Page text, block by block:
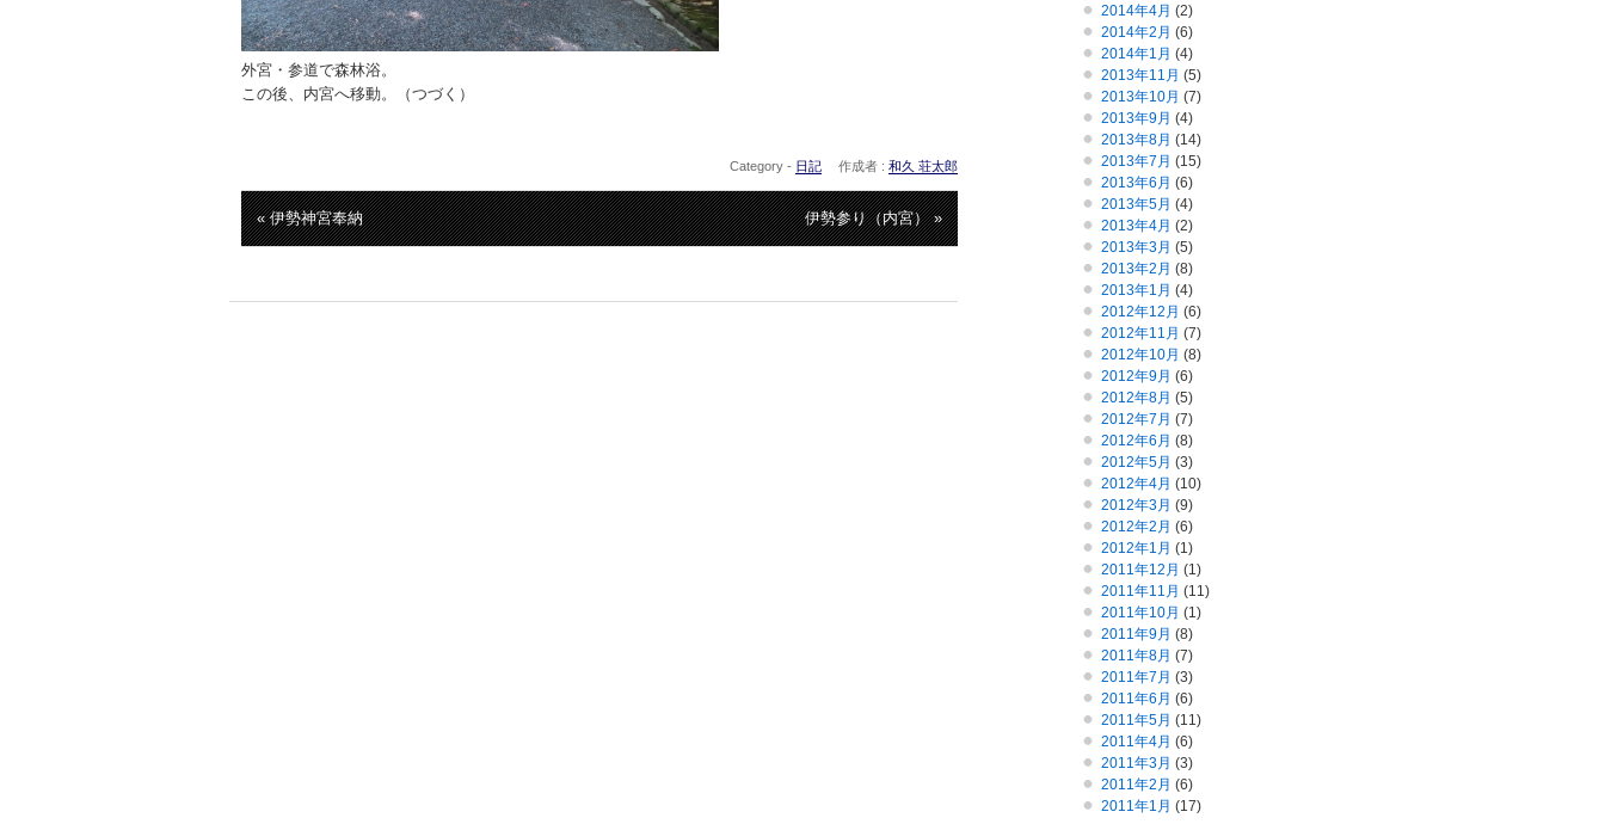
外宮・参道で森林浴。
この後、内宮へ移動。（つづく）
Category - 日記 作成者 : 和久 荘太郎
« 伊勢神宮奉納 伊勢参り（内宮） »
2014年4月 (2)
2014年2月 (6)
2014年1月 (4)
2013年11月 (5)
2013年10月 (7)
2013年9月 (4)
2013年8月 (14)
2013年7月 (15)
2013年6月 (6)
2013年5月 (4)
2013年4月 (2)
2013年3月 (5)
2013年2月 (8)
2013年1月 (4)
2012年12月 (6)
2012年11月 (7)
2012年10月 (8)
2012年9月 (6)
2012年8月 (5)
2012年7月 (7)
2012年6月 (8)
2012年5月 (3)
2012年4月 (10)
2012年3月 (9)
2012年2月 (6)
2012年1月 (1)
2011年12月 (1)
2011年11月 (11)
2011年10月 (1)
2011年9月 (8)
2011年8月 (7)
2011年7月 (3)
2011年6月 (6)
2011年5月 (11)
2011年4月 (6)
2011年3月 (3)
2011年2月 (6)
2011年1月 (17)